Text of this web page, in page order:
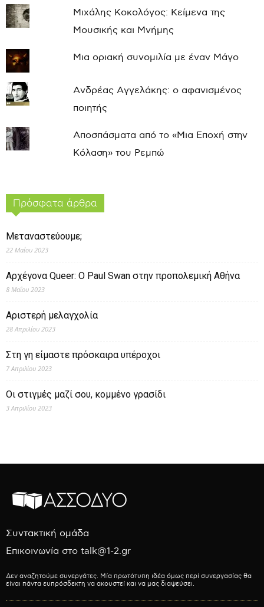
Μιχάλης Κοκολόγος: Κείμενα της
Μουσικής και Μνήμης
Μια οριακή συνομιλία με έναν Μάγο
Ανδρέας Αγγελάκης: ο αφανισμένος
ποιητής
Αποσπάσματα από το «Μια Εποχή στην
Κόλαση» του Ρεμπώ
Πρόσφατα άρθρα
Μεταναστεύουμε;
22 Μαΐου 2023
Αρχέγονα Queer: O Paul Swan στην προπολεμική Αθήνα
8 Μαΐου 2023
Αριστερή μελαγχολία
28 Απριλίου 2023
Στη γη είμαστε πρόσκαιρα υπέροχοι
7 Απριλίου 2023
Οι στιγμές μαζί σου, κομμένο γρασίδι
3 Απριλίου 2023
Συντακτική ομάδα
Επικοινωνία στο talk@1-2.gr
Δεν αναζητούμε συνεργάτες. Μία πρωτότυπη ιδέα όμως περί συνεργασίας θα
είναι πάντα ευπρόσδεκτη να ακουστεί και να μας διαψεύσει.